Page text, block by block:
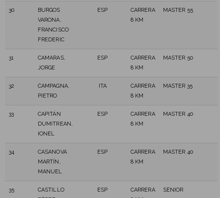
30
BURGOS
VARONA,
FRANCISCO
FREDERIC
ESP
CARRERA
8 KM
MASTER 55
31
CAMARAS,
JORGE
ESP
CARRERA
8 KM
MASTER 50
32
CAMPAGNA,
PIETRO
ITA
CARRERA
8 KM
MASTER 35
33
CAPITÁN
DUMITREAN,
IONEL
ESP
CARRERA
8 KM
MASTER 40
34
CASANOVA
MARTÍN,
MANUEL
ESP
CARRERA
8 KM
MASTER 40
35
CASTILLO
ESP
CARRERA
SENIOR